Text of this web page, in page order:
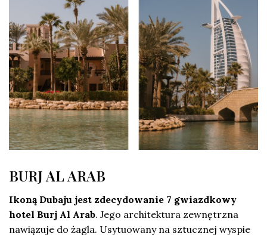
BURJ AL ARAB
Ikoną Dubaju jest zdecydowanie 7 gwiazdkowy
hotel Burj Al Arab. Jego architektura zewnętrzna
nawiązuje do żagla. Usytuowany na sztucznej wyspie